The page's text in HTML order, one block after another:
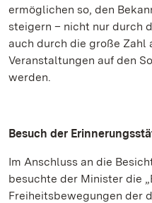
ermöglichen so, den
steigern – nicht nur durch
auch durch die große Zahl
Veranstaltungen auf den
werden.
Besuch der
Im Anschluss an die
besuchte der Minister die
Freiheitsbewegungen der